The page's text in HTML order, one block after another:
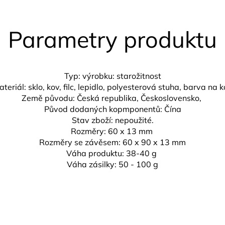
Parametry produktu
Typ: výrobku: starožitnost
sklo, kov, filc, lepidlo, polyesterová stuha, barva na
Země původu: Česká republika, Československo,
Původ dodaných kopmponentů: Čína
Stav zboží: nepoužité.
Rozměry: 60 x 13 mm
Rozměry se závěsem: 60 x 90 x 13 mm
Váha produktu: 38-40 g
Váha zásilky: 50 - 100 g